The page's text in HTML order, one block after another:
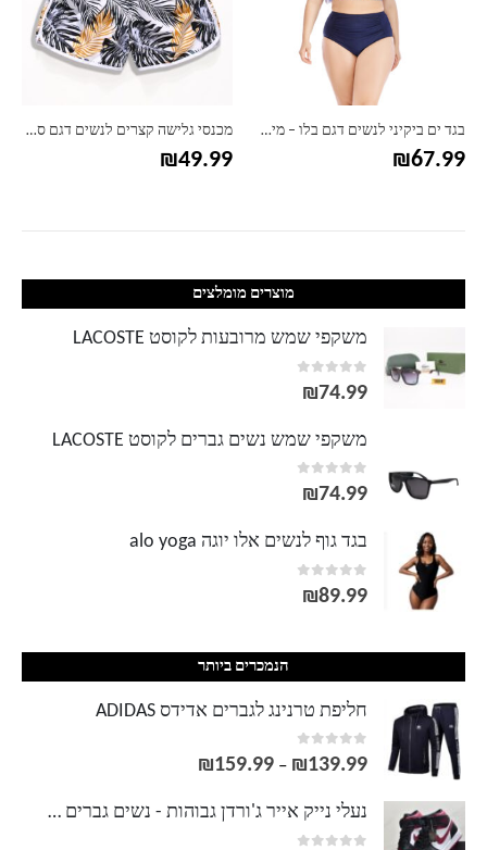
בגד ים ביקיני לנשים דגם בלו – מידות גדולות
₪67.99
מכנסי גלישה קצרים לנשים דגם סטריפ
₪49.99
מוצרים מומלצים
משקפי שמש מרובעות לקוסט LACOSTE
0
out of 5
₪74.99
משקפי שמש נשים גברים לקוסט LACOSTE
0
out of 5
₪74.99
בגד גוף לנשים אלו יוגה alo yoga
0
out of 5
₪89.99
הנמכרים ביותר
חליפת טרנינג לגברים אדידס ADIDAS
0
out of 5
₪139.99
–
₪159.99
נעלי נייק אייר ג'ורדן גבוהות - נשים גברים NIKE AIR JORDAN